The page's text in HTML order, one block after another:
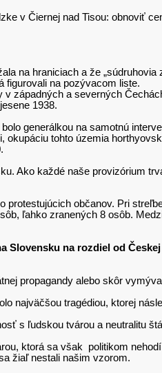
v Čiernej nad Tisou: obnoviť
na hraniciach a že „súdruhovia
figurovali na pozývacom liste.
v západných a severných
1938.
generálkou na samotnú
okupáciu tohto územia
Ako každé naše provizórium
protestujúcich občanov. Pri
ľahko zranených 8 osôb.
Slovensku na rozdiel od
propagandy alebo skôr
najväčšou tragédiou, ktorej
s ľudskou tvárou a neutralitu
ktorá sa však politikom nehodí
žiaľ nestali našim vzorom.